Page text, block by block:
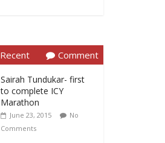
Recent Comment
Sairah Tundukar- first
to complete ICY
Marathon
June 23, 2015
No
Comments